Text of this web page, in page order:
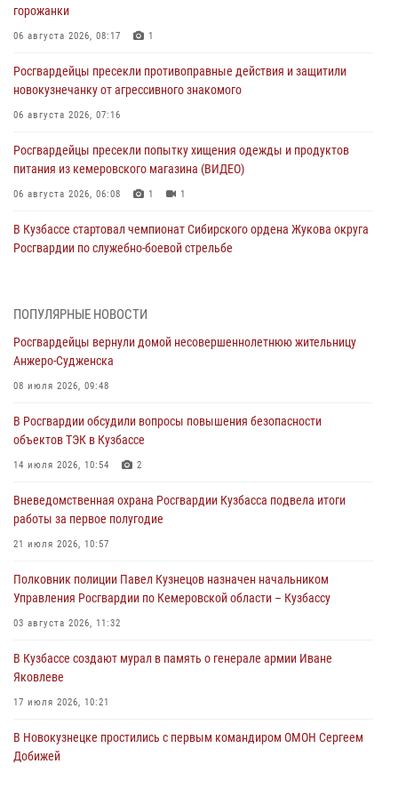
горожанки
06 августа 2026, 08:17 1
Росгвардейцы пресекли противоправные действия и защитили
новокузнечанку от агрессивного знакомого
06 августа 2026, 07:16
Росгвардейцы пресекли попытку хищения одежды и продуктов
питания из кемеровского магазина (ВИДЕО)
06 августа 2026, 06:08 1 1
В Кузбассе стартовал чемпионат Сибирского ордена Жукова округа
Росгвардии по служебно-боевой стрельбе
Росгвардейцы задержали в Кемерове дебошира, устроившего
05 августа 2026, 09:30
Росгвардейцы задержали участника драки, причинившего побои
05 августа 2026, 08:50
Росгвардейцы пресекли нарушение общественного порядка на
05 августа 2026, 08:10
Росгвардейцы в Юрге пресекли попытку проникновения на
05 августа 2026, 07:45
ПОПУЛЯРНЫЕ НОВОСТИ
Росгвардейцы вернули домой несовершеннолетнюю жительницу
Анжеро-Судженска
08 июля 2026, 09:48
В Росгвардии обсудили вопросы повышения безопасности
объектов ТЭК в Кузбассе
14 июля 2026, 10:54 2
Вневедомственная охрана Росгвардии Кузбасса подвела итоги
работы за первое полугодие
21 июля 2026, 10:57
Полковник полиции Павел Кузнецов назначен начальником
Управления Росгвардии по Кемеровской области – Кузбассу
03 августа 2026, 11:32
В Кузбассе создают мурал в память о генерале армии Иване
Яковлеве
17 июля 2026, 10:21
В Новокузнецке простились с первым командиром ОМОН Сергеем
Добижей